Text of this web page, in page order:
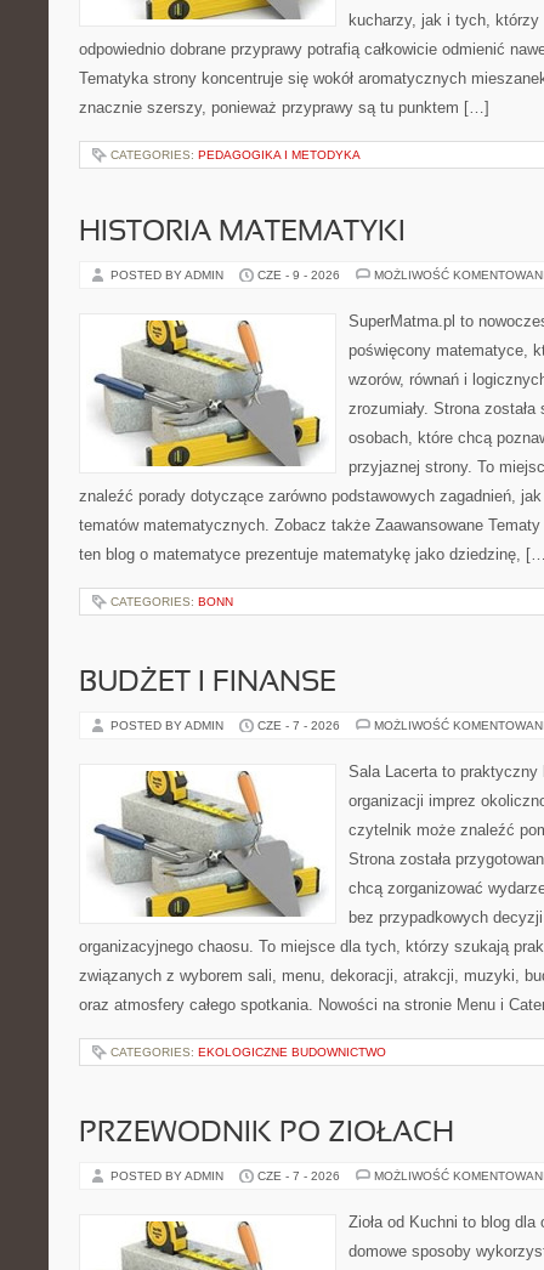
kucharzy, jak i tych, którzy
odpowiednio dobrane przyprawy potrafią całkowicie odmienić
Tematyka strony koncentruje się wokół aromatycznych
znacznie szerszy, ponieważ przyprawy są tu punktem […]
CATEGORIES: PEDAGOGIKA I METODYKA
HISTORIA MATEMATYKI
POSTED BY ADMIN CZE - 9 - 2026 MOŻLIWOŚĆ
SuperMatma.pl to
poświęcony matematyce,
wzorów, równań i
zrozumiały. Strona
osobach, które chcą
przyjaznej strony. To
znaleźć porady dotyczące zarówno podstawowych zagadnień,
tematów matematycznych. Zobacz także Zaawansowane
ten blog o matematyce prezentuje matematykę jako dziedzinę,
CATEGORIES: BONN
BUDŻET I FINANSE
POSTED BY ADMIN CZE - 7 - 2026 MOŻLIWOŚĆ
Sala Lacerta to praktyczny
organizacji imprez
czytelnik może znaleźć
Strona została
chcą zorganizować
bez przypadkowych
organizacyjnego chaosu. To miejsce dla tych, którzy szukają
związanych z wyborem sali, menu, dekoracji, atrakcji, muzyki,
oraz atmosfery całego spotkania. Nowości na stronie Menu i
CATEGORIES: EKOLOGICZNE BUDOWNICTWO
PRZEWODNIK PO ZIOŁACH
POSTED BY ADMIN CZE - 7 - 2026 MOŻLIWOŚĆ
Zioła od Kuchni to blog dla
domowe sposoby